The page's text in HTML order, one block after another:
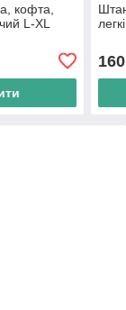
кофта,
L-XL
160